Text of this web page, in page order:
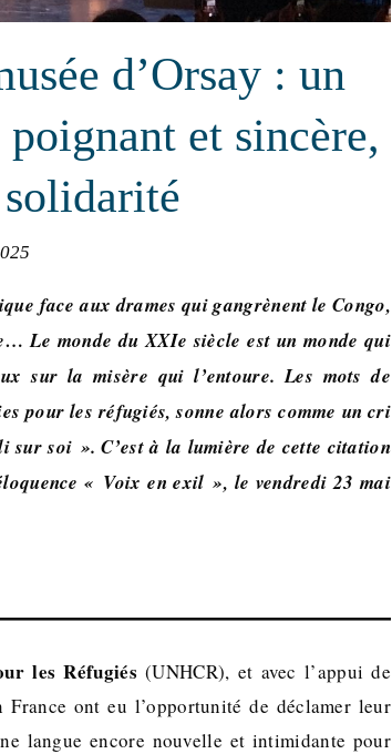
d’Orsay : un
et sincère,
face aux drames qui gangrènent le Congo,
Le monde du XXIe siècle est un monde qui
sur la misère qui l’entoure. Les mots de
pour les réfugiés, sonne alors comme un cri
soi ». C’est à la lumière de cette citation
« Voix en exil », le vendredi 23 mai
les Réfugiés (UNHCR), et avec l’appui de
France ont eu l’opportunité de déclamer leur
langue encore nouvelle et intimidante pour